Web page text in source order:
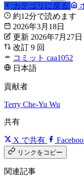
カテゴリに戻る
約12分で読めます
2026年3月18日
更新 2026年7月27日
改訂 9 回
コミット caa1052
日本語
貢献者
Terry Che-Yu Wu
共有
X で共有
リンクをコピー
関連記事